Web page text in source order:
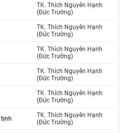
TK. Thích Nguyên Hạnh
(Đức Trường)
TK. Thích Nguyên Hạnh
(Đức Trường)
TK. Thích Nguyên Hạnh
(Đức Trường)
TK. Thích Nguyên Hạnh
(Đức Trường)
TK. Thích Nguyên Hạnh
(Đức Trường)
TK. Thích Nguyên Hạnh
(Đức Trường)